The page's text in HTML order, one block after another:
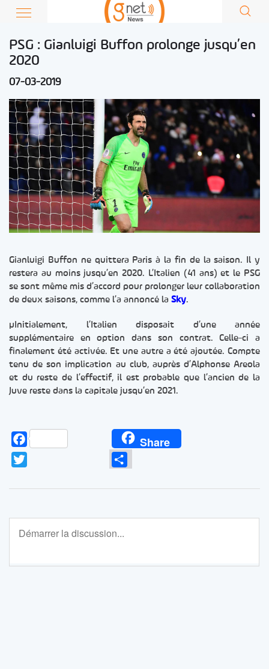
PSG : Gianluigi Buffon prolonge jusqu’en
2020
07-03-2019
Gianluigi Buffon ne quittera Paris à la fin de la saison. Il y
restera au moins jusqu’en 2020. L’Italien (41 ans) et le PSG
se sont même mis d’accord pour prolonger leur collaboration
de deux saisons, comme l’a annoncé la Sky.
µInitialement, l’Italien disposait d’une année
supplémentaire en option dans son contrat. Celle-ci a
finalement été activée. Et une autre a été ajoutée. Compte
tenu de son implication au club, auprès d’Alphonse Areola
et du reste de l’effectif, il est probable que l’ancien de la
Juve reste dans la capitale jusqu’en 2021.
Facebook Share